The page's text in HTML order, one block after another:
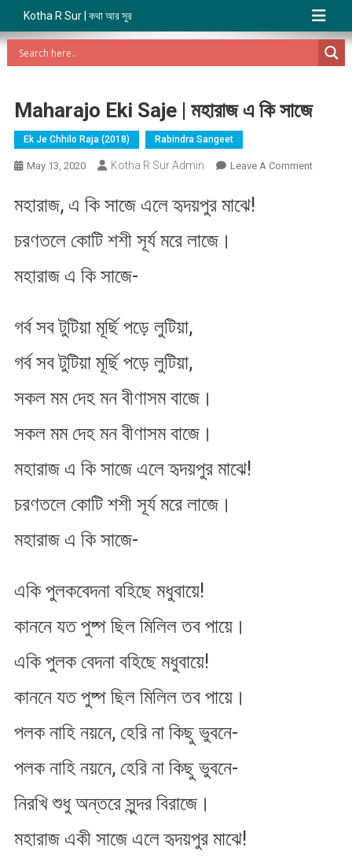
Kotha R Sur | কথা আর সুর
Maharajo Eki Saje | মহারাজ এ কি সাজে
Ek Je Chhilo Raja (2018) Rabindra Sangeet
May 13, 2020 Kotha R Sur Admin Leave A CommentOn
মহারাজ, এ কি সাজে এলে হৃদয়পুর মাঝে!
চরণতলে কোটি শশী সূর্য মরে লাজে।
মহারাজ এ কি সাজে-
গর্ব সব টুটিয়া মূর্ছি পড়ে লুটিয়া,
গর্ব সব টুটিয়া মূর্ছি পড়ে লুটিয়া,
সকল মম দেহ মন বীণাসম বাজে।
সকল মম দেহ মন বীণাসম বাজে।
মহারাজ এ কি সাজে এলে হৃদয়পুর মাঝে!
চরণতলে কোটি শশী সূর্য মরে লাজে।
মহারাজ এ কি সাজে-
একি পুলকবেদনা বহিছে মধুবায়ে!
কাননে যত পুষ্প ছিল মিলিল তব পায়ে।
একি পুলক বেদনা বহিছে মধুবায়ে!
কাননে যত পুষ্প ছিল মিলিল তব পায়ে।
পলক নাহি নয়নে, হেরি না কিছু ভুবনে-
পলক নাহি নয়নে, হেরি না কিছু ভুবনে-
নিরখি শুধু অন্তরে সুন্দর বিরাজে।
মহারাজ একী সাজে এলে হৃদয়পুর মাঝে!